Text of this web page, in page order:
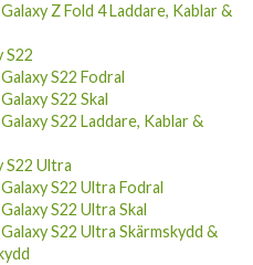
Z Fold 4 Laddare, Kablar &
S22
S22 Fodral
S22 Skal
S22 Laddare, Kablar &
S22 Ultra
S22 Ultra Fodral
S22 Ultra Skal
S22 Ultra Skärmskydd &